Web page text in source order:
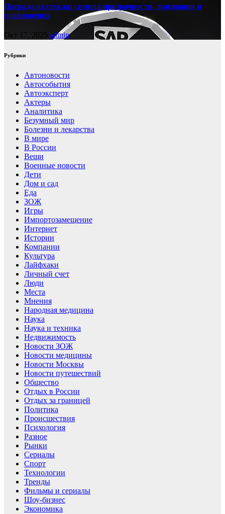
Награда из стекла: символ прозрачности, признания и
вдохновения
Окт 17, 2025 admin
Рубрики
Автоновости
Автособытия
Автоэксперт
Актеры
Аналитика
Безумный мир
Болезни и лекарства
В мире
В России
Вещи
Военные новости
Дети
Дом и сад
Еда
ЗОЖ
Игры
Импортозамещение
Интернет
Истории
Компании
Культура
Лайфхаки
Личный счет
Люди
Места
Мнения
Народная медицина
Наука
Наука и техника
Недвижимость
Новости ЗОЖ
Новости медицины
Новости Москвы
Новости путешествий
Общество
Отдых в России
Отдых за границей
Политика
Происшествия
Психология
Разное
Рынки
Сериалы
Спорт
Технологии
Тренды
Фильмы и сериалы
Шоу-бизнес
Экономика